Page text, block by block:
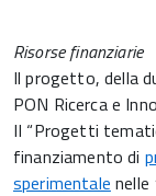
Risorse finanziarie
Il progetto, della
PON Ricerca e
II “Progetti
finanziamento di
sperimentale nelle